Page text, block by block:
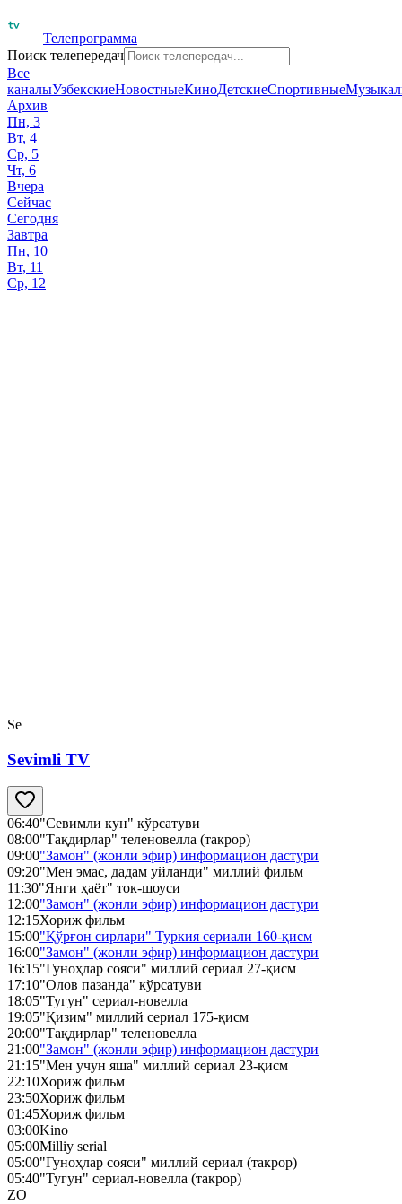
Телепрограмма
Поиск телепередач
Все
каналыУзбекскиеНовостныеКиноДетскиеСпортивные
Архив
Пн, 3
Вт, 4
Ср, 5
Чт, 6
Вчера
Сейчас
Сегодня
Завтра
Пн, 10
Вт, 11
Ср, 12
Se
Sevimli TV
06:40"Севимли кун" кўрсатуви
08:00"Тақдирлар" теленовелла (такрор)
09:00"Замон" (жонли эфир) информацион дастури
09:20"Мен эмас, дадам уйланди" миллий фильм
11:30"Янги ҳаёт" ток-шоуси
12:00"Замон" (жонли эфир) информацион дастури
12:15Хориж фильм
15:00"Қўрғон сирлари" Туркия сериали 160-қисм
16:00"Замон" (жонли эфир) информацион дастури
16:15"Гуноҳлар сояси" миллий сериал 27-қисм
17:10"Олов пазанда" кўрсатуви
18:05"Тугун" сериал-новелла
19:05"Қизим" миллий сериал 175-қисм
20:00"Тақдирлар" теленовелла
21:00"Замон" (жонли эфир) информацион дастури
21:15"Мен учун яша" миллий сериал 23-қисм
22:10Хориж фильм
23:50Хориж фильм
01:45Хориж фильм
03:00Kino
05:00Milliy serial
05:00"Гуноҳлар сояси" миллий сериал (такрор)
05:40"Тугун" сериал-новелла (такрор)
ZO